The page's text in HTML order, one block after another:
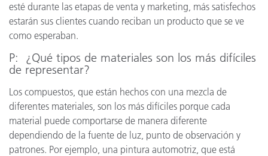
esté durante las etapas de venta y marketing, más satisfechos
estarán sus clientes cuando reciban un producto que se ve
como esperaban.
P: ¿Qué tipos de materiales son los más difíciles
de representar?
Los compuestos, que están hechos con una mezcla de
diferentes materiales, son los más difíciles porque cada
material puede comportarse de manera diferente
dependiendo de la fuente de luz, punto de observación y
patrones. Por ejemplo, una pintura automotriz, que está